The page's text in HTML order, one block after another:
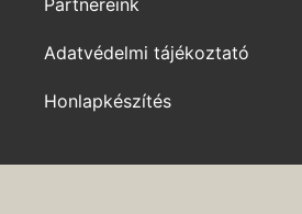
Adatvédelmi tájékoztató
Honlapkészítés